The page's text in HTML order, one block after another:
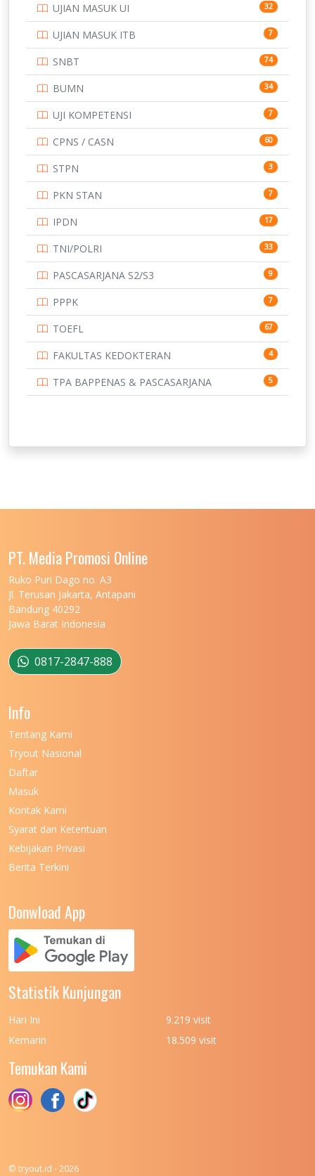
SMP 134
STIP 2
153
345
UNIVERSITAS AIRLANGGA 15
16
15
15
14
14
UNIVERSITAS CENDRAWASIH 14
15
219
11
159
UNIVERSITAS JEMBER
UNIVERSITAS MALIKUSSALEH
UNIVERSITAS MARITIM RAJA ALI HAJI
UNIVERSITAS MATARAM
UNIVERSITAS MULAWARMAN
UNIVERSITAS MUSAMUS
UNIVERSITAS NEGERI KHAIRUN
UNIVERSITAS NEGERI MANADO
UNIVERSITAS NEGERI MEDAN
UNIVERSITAS NEGERI PADANG
UNIVERSITAS NUSA CENDANA
UNIVERSITAS PADJADJARAN
UNIVERSITAS PATTIMURA
(UPN) VETERAN JAKARTA
UNIVERSITAS PEMBANGUNAN NASIONAL
(UPN) VETERAN JAWA TIMUR
UNIVERSITAS PEMBANGUNAN NASIONAL
UJIAN MASUK UI 32
UJIAN MASUK ITB 7
SNBT 74
BUMN 34
UJI KOMPETENSI 7
CPNS / CASN 60
STPN 3
PKN STAN 7
IPDN 17
TNI/POLRI 33
PASCASARJANA S2/S3 9
PPPK 7
TOEFL 67
FAKULTAS KEDOKTERAN 4
TPA BAPPENAS & PASCASARJANA 5
PT. Media Promosi Online
Ruko Puri Dago no. A3
Jl. Terusan Jakarta, Antapani
Bandung 40292
Jawa Barat Indonesia
0817-2847-888
Info
Tentang Kami
Tryout Nasional
Daftar
Masuk
Kontak Kami
Syarat dan Ketentuan
Kebijakan Privasi
Berita Terkini
Donwload App
Statistik Kunjungan
Hari Ini
9.219 visit
Kemarin
18.509 visit
Temukan Kami
© tryout.id - 2026